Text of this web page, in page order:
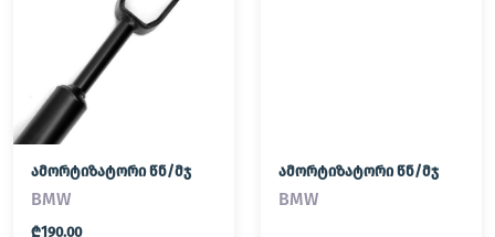
ამორტიზატორი წნ/მჯ
BMW
₾190.00
ამორტიზატორი წნ/მჯ
BMW